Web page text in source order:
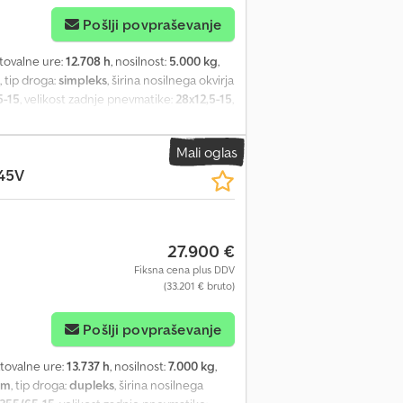
Pošlji povpraševanje
ure:12.708 h, nosilnost: 5.000 kg,
, tip droga:simpleks, širina nosilnega okvirja
15, velikost zadnje pnevmatike: 28x12,5-15,
- Nosilec vilic - Popolna kabina -
vzvratna luč zadaj - Svetlobni sistem s
Zadnja točka: BlueSpot - Zaščita proti
s pisalno ploščo - Kontrola dostopa:
- Enopedalni pogon - Upravljanje z
- Zatemnjena stekla - Glavno stikalo za
ANL1037539
Mali oglas
27.900 €
Fiksna cena plus DDV
(33.201 € bruto)
Pošlji povpraševanje
ure:13.737 h, nosilnost:7.000 kg,
, tip droga:dupleks, širina nosilnega